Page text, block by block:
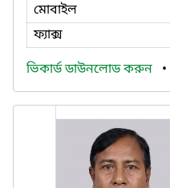
মোবাইল
ফ্যাক্স
ভিকার্ড ডাউনলোড করুন •